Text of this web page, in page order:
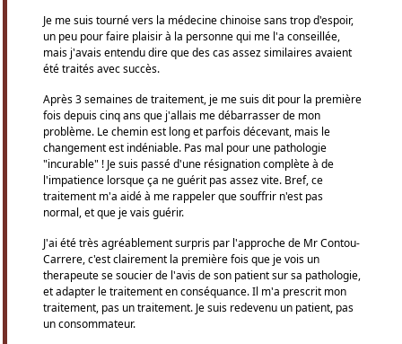
Je me suis tourné vers la médecine chinoise sans trop d'espoir,
un peu pour faire plaisir à la personne qui me l'a conseillée,
mais j'avais entendu dire que des cas assez similaires avaient
été traités avec succès.
Après 3 semaines de traitement, je me suis dit pour la première
fois depuis cinq ans que j'allais me débarrasser de mon
problème. Le chemin est long et parfois décevant, mais le
changement est indéniable. Pas mal pour une pathologie
"incurable" ! Je suis passé d'une résignation complète à de
l'impatience lorsque ça ne guérit pas assez vite. Bref, ce
traitement m'a aidé à me rappeler que souffrir n'est pas
normal, et que je vais guérir.
J'ai été très agréablement surpris par l'approche de Mr Contou-
Carrere, c'est clairement la première fois que je vois un
therapeute se soucier de l'avis de son patient sur sa pathologie,
et adapter le traitement en conséquance. Il m'a prescrit mon
traitement, pas un traitement. Je suis redevenu un patient, pas
un consommateur.